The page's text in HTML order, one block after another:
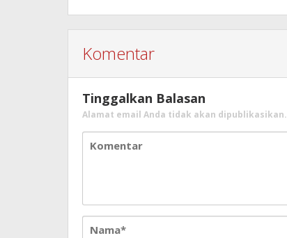
Komentar
Tinggalkan Balasan
Alamat email Anda tidak akan dipublikasikan.